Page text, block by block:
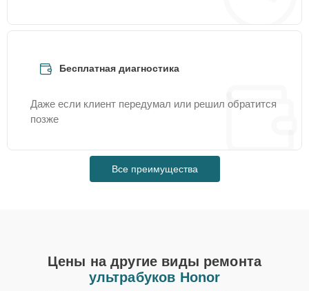
Бесплатная диагностика
Даже если клиент передумал или решил обратится
позже
Все преимущества
Цены на другие виды ремонта
ультрабуков Honor